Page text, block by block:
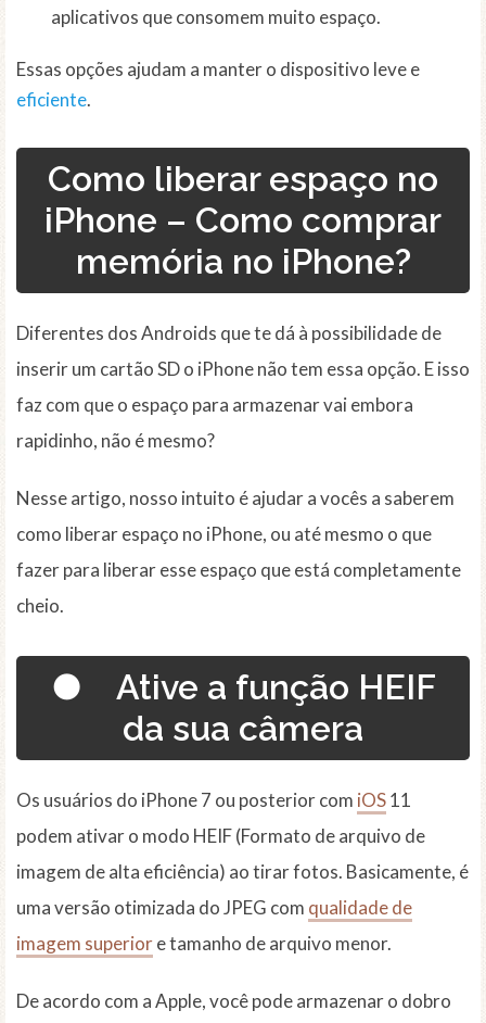
aplicativos que consomem muito espaço.
Essas opções ajudam a manter o dispositivo leve e
eficiente.
Como liberar espaço no
iPhone – Como comprar
memória no iPhone?
Diferentes dos Androids que te dá à possibilidade de
inserir um cartão SD o iPhone não tem essa opção. E isso
faz com que o espaço para armazenar vai embora
rapidinho, não é mesmo?
Nesse artigo, nosso intuito é ajudar a vocês a saberem
como liberar espaço no iPhone, ou até mesmo o que
fazer para liberar esse espaço que está completamente
cheio.
● Ative a função HEIF
da sua câmera
Os usuários do iPhone 7 ou posterior com iOS11
podem ativar o modo HEIF (Formato de arquivo de
imagem de alta eficiência) ao tirar fotos. Basicamente, é
uma versão otimizada do JPEG com qualidade de
imagem superiore tamanho de arquivo menor.
De acordo com a Apple, você pode armazenar o dobro